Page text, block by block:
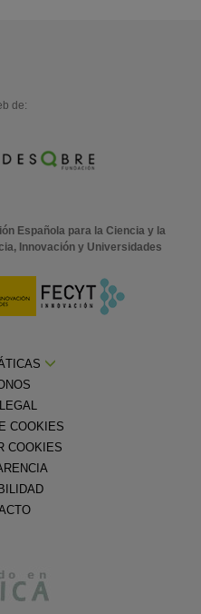
de:
Española para la Ciencia y la
Innovación y Universidades
COOKIES
COOKIES